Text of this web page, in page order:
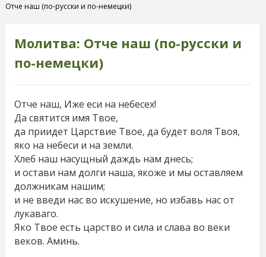
Отче наш (по-русски и по-немецки)
Молитва: Отче наш (по-русски и
по-немецки)
Отче наш, Иже еси на небесех!
Да святится имя Твое,
да приидет Царствие Твое, да будет воля Твоя,
яко на небеси и на земли.
Хлеб наш насущный даждь нам днесь;
и остави нам долги наша, якоже и мы оставляем
должникам нашим;
и не введи нас во искушение, но избавь нас от
лукаваго.
Яко Твое есть царство и сила и слава во веки
веков. Аминь.